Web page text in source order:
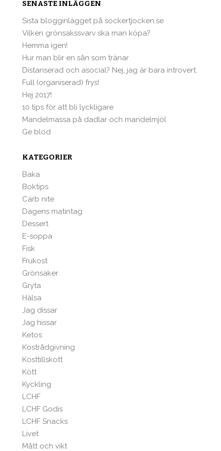
SENASTE INLÄGGEN
Sista blogginlägget på sockertjocken.se
Vilken grönsakssvarv ska man köpa?
Hemma igen!
Hur man blir en sån som tränar
Distanserad och asocial? Nej, jag är bara introvert.
Full (organiserad) frys!
Hej 2017!
10 tips för att bli lyckligare
Mandelmassa på dadlar och mandelmjöl
Ge blod
KATEGORIER
Baka
Boktips
Carb nite
Dagens matintag
Dessert
E-soppa
Fisk
Frukost
Grönsaker
Gryta
Hälsa
Jag dissar
Jag hissar
Ketos
Kostrådgivning
Kosttillskott
Kött
Kyckling
LCHF
LCHF Godis
LCHF Snacks
Livet
Mått och vikt